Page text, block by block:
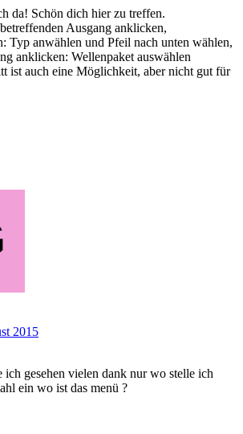
da! Schön dich hier zu treffen.
Ausgang anklicken,
Typ anwählen und Pfeil nach unten wählen,
anklicken: Wellenpaket auswählen
ist auch eine Möglichkeit, aber nicht gut für
2015
ich gesehen vielen dank nur wo stelle ich
ein wo ist das menü ?